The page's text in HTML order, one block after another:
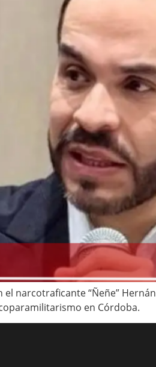
narcotraficante “Ñeñe”
en Córdoba.